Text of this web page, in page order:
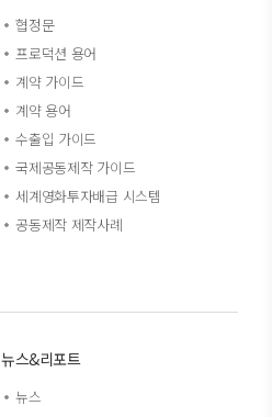
협정문
프로덕션 용어
계약 가이드
계약 용어
수출입 가이드
국제공동제작 가이드
세계영화투자배급 시스템
공동제작 제작사례
뉴스&리포트
뉴스